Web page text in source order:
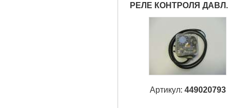
РЕЛЕ КОНТРОЛЯ ДАВЛ.
Артикул: 449020793